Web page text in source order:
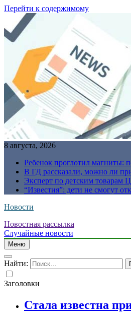
Перейти к содержимому
8 августа, 2026
Ребенок проглотил магниты:
В ГД рассказали, можно ли
Эксперт по детским товарам
“Известия”: дети не смогут
Новости
Новостная рассылка
Случайные новости
Меню
Найти:
Заголовки
Стала известна